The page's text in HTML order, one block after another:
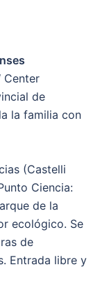
Center
de
la familia con
(Castelli
Ciencia:
de la
ecológico. Se
de
Entrada libre y